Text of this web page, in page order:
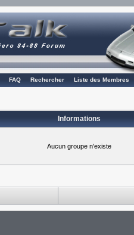
FAQ Rechercher Liste des Membres
Informations
Aucun groupe n'existe